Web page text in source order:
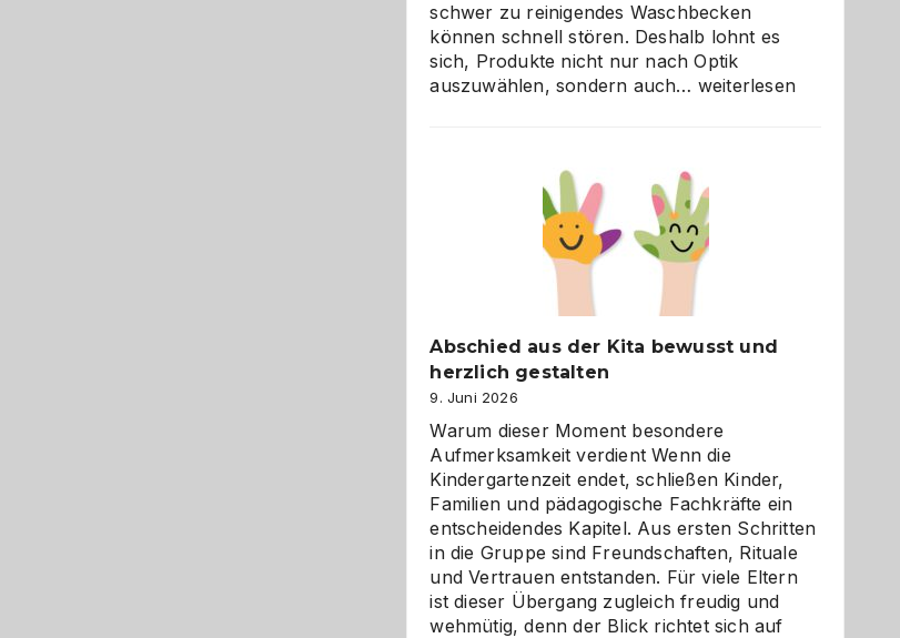
schwer zu reinigendes Waschbecken
können schnell stören. Deshalb lohnt es
sich, Produkte nicht nur nach Optik
auszuwählen, sondern auch… Bad
besser
verstehen
weiterlesen
Abschied aus der Kita bewusst und
herzlich gestalten
9. Juni 2026
Warum dieser Moment besondere
Aufmerksamkeit verdient Wenn die
Kindergartenzeit endet, schließen Kinder,
Familien und pädagogische Fachkräfte ein
entscheidendes Kapitel. Aus ersten Schritten
in die Gruppe sind Freundschaften, Rituale
und Vertrauen entstanden. Für viele Eltern
ist dieser Übergang zugleich freudig und
wehmütig, denn der Blick richtet sich auf